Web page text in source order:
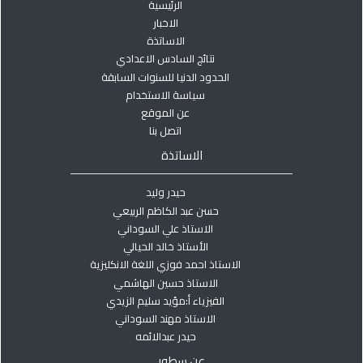
الرئيسية
الاخبار
الاساتذة
نتائج السادس الاعدادي
الحدود الدنيا للسنوات السابقة
سياسة الاستخدام
عن الموقع
اتصل بنا
الاساتذة
حيدر وليد
حسن عبد الكاظم الربيعي
الاستاذ علي السوداني
الأستاذ خالد الحيالي
الاستاذ احمد فوزي اللغة الانكليزية
الاستاذ حسين الهاشمي
الفيزياء أ:مؤيد سليم الزيدي
الاستاذ مهند السوداني
حيدر عبدالائمه